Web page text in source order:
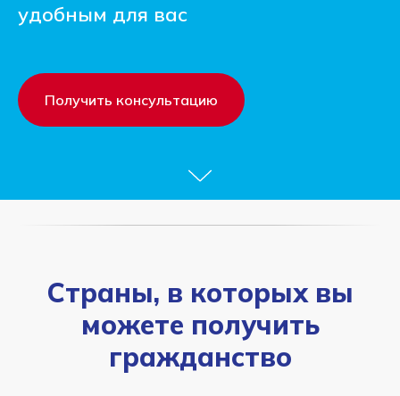
удобным для вас
Получить консультацию
Страны, в которых вы
можете получить
гражданство